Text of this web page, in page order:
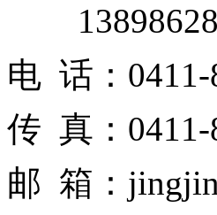
电 话：0411-
传 真：0411-
邮 箱：